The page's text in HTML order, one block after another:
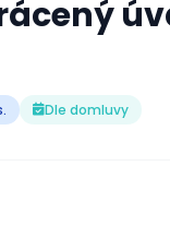
Dle domluvy